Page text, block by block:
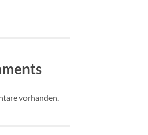
vorhanden.